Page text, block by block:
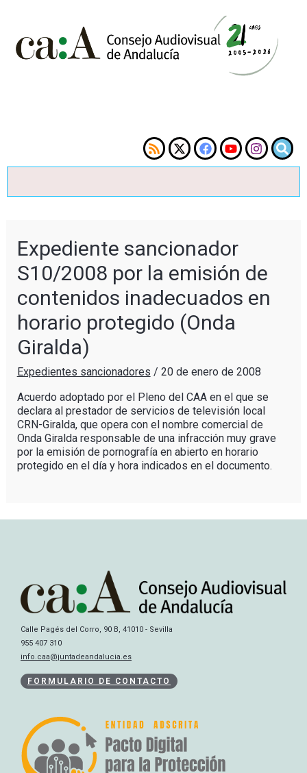
Expediente sancionador
S10/2008 por la emisión de
contenidos inadecuados en
horario protegido (Onda
Giralda)
Expedientes sancionadores / 20 de enero de 2008
Acuerdo adoptado por el Pleno del CAA en el que se
declara al prestador de servicios de televisión local
CRN-Giralda, que opera con el nombre comercial de
Onda Giralda responsable de una infracción muy grave
por la emisión de pornografía en abierto en horario
protegido en el día y hora indicados en el documento.
Calle Pagés del Corro, 90 B, 41010 - Sevilla
955 407 310
info.caa@juntadeandalucia.es
FORMULARIO DE CONTACTO